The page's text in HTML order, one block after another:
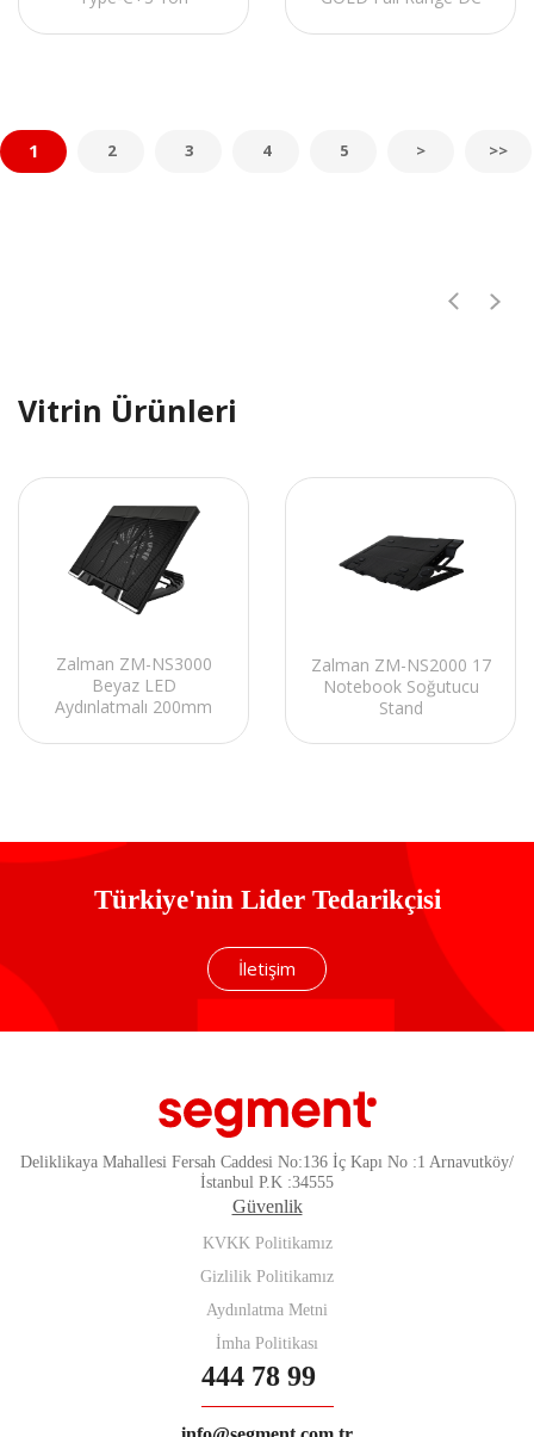
ARGB Fan+Kumanda
Modular
1 2 3 4 5 > >>
Vitrin Ürünleri
Zalman ZM-NS3000
Beyaz LED
Aydınlatmalı 200mm
Soğutucu Stand
Zalman ZM-NS2000 17
Notebook Soğutucu
Stand
Türkiye'nin Lider Tedarikçisi
İletişim
Deliklikaya Mahallesi Fersah Caddesi No:136 İç Kapı No :1 Arnavutköy/
İstanbul P.K :34555
Güvenlik
KVKK Politikamız
Gizlilik Politikamız
Aydınlatma Metni
İmha Politikası
444 78 99